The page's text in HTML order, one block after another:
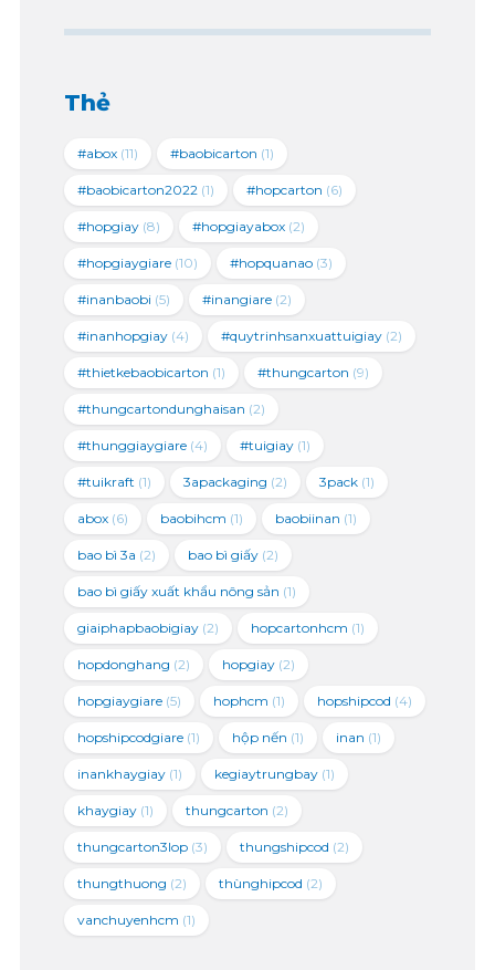
Thẻ
#abox(11) #baobicarton (1)
#baobicarton2022 (1) #hopcarton (6)
#hopgiay(8) #hopgiayabox(2)
#hopgiaygiare(10) #hopquanao(3)
#inanbaobi (5) #inangiare(2)
#inanhopgiay(4) #quytrinhsanxuattuigiay(2)
#thietkebaobicarton (1) #thungcarton (9)
#thungcartondunghaisan (2)
#thunggiaygiare(4) #tuigiay(1)
#tuikraft (1) 3apackaging (2) 3pack(1)
abox(6) baobihcm (1) baobiinan (1)
bao bì 3a (2) bao bì giấy(2)
bao bì giấy xuất khẩu nông sản (1)
giaiphapbaobigiay(2) hopcartonhcm (1)
hopdonghang (2) hopgiay(2)
hopgiaygiare(5) hophcm (1) hopshipcod (4)
hopshipcodgiare(1) hộp nến (1) inan (1)
inankhaygiay(1) kegiaytrungbay(1)
khaygiay(1) thungcarton (2)
thungcarton3lop(3) thungshipcod (2)
thungthuong (2) thùnghipcod (2)
vanchuyenhcm (1)